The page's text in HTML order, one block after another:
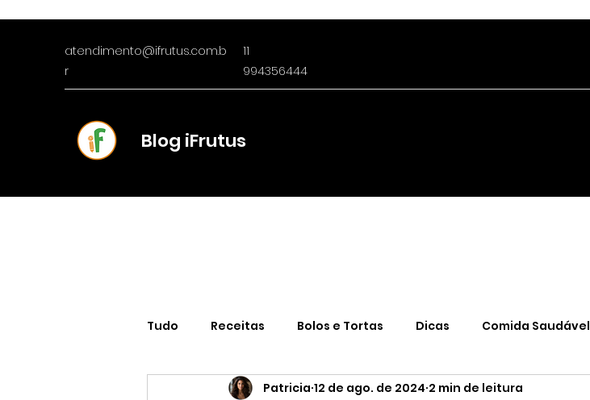
atendimento@ifrutus.com.b
r
11
994356444
Blog iFrutus
Tudo Receitas Bolos e Tortas Dicas Comida Saudável
Supermercado online Estilo de Vida Curiosidades
Patricia 12 de ago. de 2024 2 min de leitura